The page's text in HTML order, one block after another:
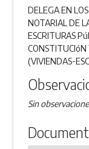
DELEGA EN
NOTARIAL DE
ESCRITURAS
CONSTITUCIóN
(VIVIENDAS-
Sin